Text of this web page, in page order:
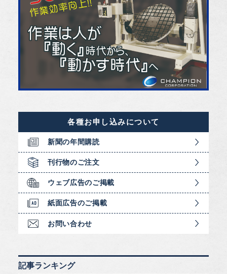
各種お申し込みについて
新聞の年間購読
刊行物のご注文
ウェブ広告のご掲載
紙面広告のご掲載
お問い合わせ
記事ランキング